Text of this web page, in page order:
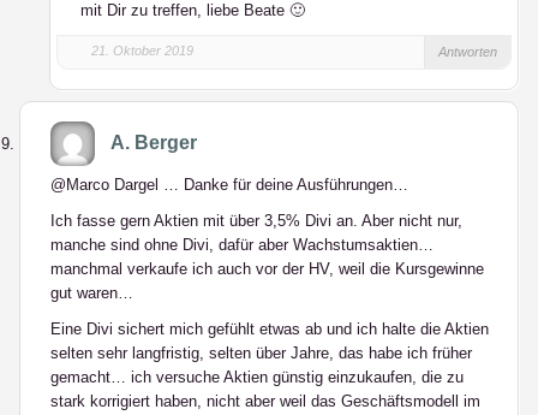
mit Dir zu treffen, liebe Beate 🙂
21. Oktober 2019 Antworten
A. Berger
@Marco Dargel … Danke für deine Ausführungen…
Ich fasse gern Aktien mit über 3,5% Divi an. Aber nicht nur,
manche sind ohne Divi, dafür aber Wachstumsaktien…
manchmal verkaufe ich auch vor der HV, weil die Kursgewinne
gut waren…
Eine Divi sichert mich gefühlt etwas ab und ich halte die Aktien
selten sehr langfristig, selten über Jahre, das habe ich früher
gemacht… ich versuche Aktien günstig einzukaufen, die zu
stark korrigiert haben, nicht aber weil das Geschäftsmodell im